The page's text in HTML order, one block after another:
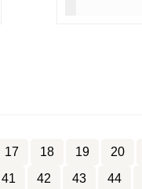
17 18 19 20
41 42 43 44